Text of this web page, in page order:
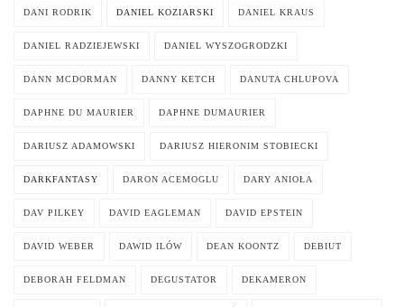
DANI RODRIK DANIEL KOZIARSKI DANIEL KRAUS
DANIEL RADZIEJEWSKI DANIEL WYSZOGRODZKI
DANN MCDORMAN DANNY KETCH DANUTA CHLUPOVA
DAPHNE DU MAURIER DAPHNE DUMAURIER
DARIUSZ ADAMOWSKI DARIUSZ HIERONIM STOBIECKI
DARKFANTASY DARON ACEMOGLU DARY ANIOŁA
DAV PILKEY DAVID EAGLEMAN DAVID EPSTEIN
DAVID WEBER DAWID ILÓW DEAN KOONTZ DEBIUT
DEBORAH FELDMAN DEGUSTATOR DEKAMERON